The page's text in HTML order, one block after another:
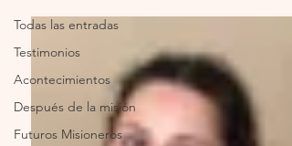
Todas las entradas
Testimonios
Acontecimientos
Después de la misión
Futuros Misioneros